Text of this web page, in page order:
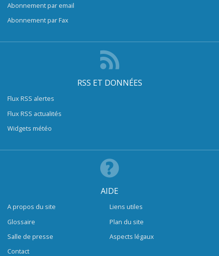
Abonnement par email
Abonnement par Fax
RSS ET DONNÉES
Flux RSS alertes
Flux RSS actualités
Widgets météo
AIDE
A propos du site
Glossaire
Salle de presse
Contact
Liens utiles
Plan du site
Aspects légaux